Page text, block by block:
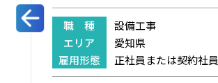
職 種
設備工事
エリア
愛知県
雇用形態
正社員または契約社員